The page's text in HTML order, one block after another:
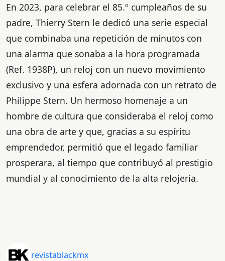
En 2023, para celebrar el 85.º cumpleaños de su
padre, Thierry Stern le dedicó una serie especial
que combinaba una repetición de minutos con
una alarma que sonaba a la hora programada
(Ref. 1938P), un reloj con un nuevo movimiento
exclusivo y una esfera adornada con un retrato de
Philippe Stern. Un hermoso homenaje a un
hombre de cultura que consideraba el reloj como
una obra de arte y que, gracias a su espíritu
emprendedor, permitió que el legado familiar
prosperara, al tiempo que contribuyó al prestigio
mundial y al conocimiento de la alta relojería.
revistablackmx